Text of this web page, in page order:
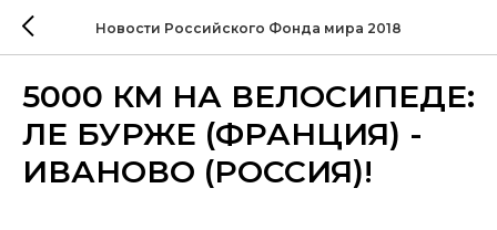
Новости Российского Фонда мира 2018
5000 КМ НА ВЕЛОСИПЕДЕ:
ЛЕ БУРЖЕ (ФРАНЦИЯ) -
ИВАНОВО (РОССИЯ)!